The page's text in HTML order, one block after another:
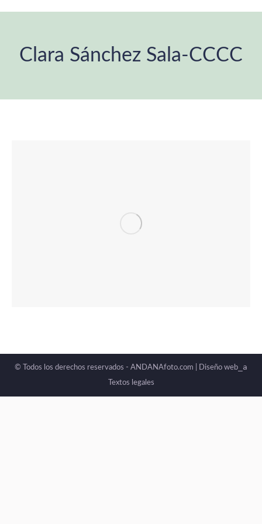
Clara Sánchez Sala-CCCC
© Todos los derechos reservados - ANDANAfoto.com | Diseño web _a
Textos legales